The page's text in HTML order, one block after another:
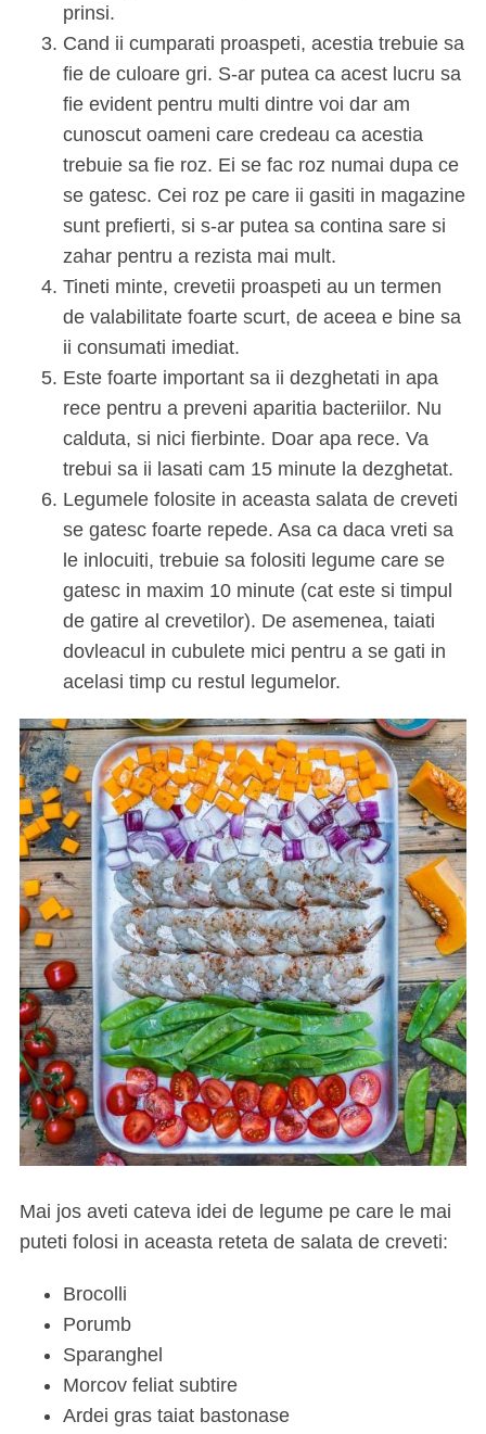
prinsi.
Cand ii cumparati proaspeti, acestia trebuie sa
fie de culoare gri. S-ar putea ca acest lucru sa
fie evident pentru multi dintre voi dar am
cunoscut oameni care credeau ca acestia
trebuie sa fie roz. Ei se fac roz numai dupa ce
se gatesc. Cei roz pe care ii gasiti in magazine
sunt prefierti, si s-ar putea sa contina sare si
zahar pentru a rezista mai mult.
Tineti minte, crevetii proaspeti au un termen
de valabilitate foarte scurt, de aceea e bine sa
ii consumati imediat.
Este foarte important sa ii dezghetati in apa
rece pentru a preveni aparitia bacteriilor. Nu
calduta, si nici fierbinte. Doar apa rece. Va
trebui sa ii lasati cam 15 minute la dezghetat.
Legumele folosite in aceasta salata de creveti
se gatesc foarte repede. Asa ca daca vreti sa
le inlocuiti, trebuie sa folositi legume care se
gatesc in maxim 10 minute (cat este si timpul
de gatire al crevetilor). De asemenea, taiati
dovleacul in cubulete mici pentru a se gati in
acelasi timp cu restul legumelor.
Mai jos aveti cateva idei de legume pe care le mai
puteti folosi in aceasta reteta de salata de creveti:
Brocolli
Porumb
Sparanghel
Morcov feliat subtire
Ardei gras taiat bastonase